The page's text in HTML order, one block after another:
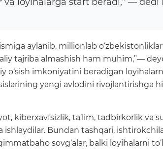
aylanib, millionlab
tajriba almashish ham muhim,”—
o‘sish imkoniyatini beradigan
yangi avlodini rivojlantirishga
kiberxavfsizlik, ta’lim, tadbirkorlik va
Bundan tashqari,
sovg‘alar, balki loyihalarni